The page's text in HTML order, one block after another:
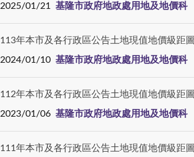
2025/01/21 基隆市政府地政處用地及地價科
113年本市及各行政區公告土地現值地價級距圖
2024/01/10 基隆市政府地政處用地及地價科
112年本市及各行政區公告土地現值地價級距圖
2023/01/06 基隆市政府地政處用地及地價科
111年本市及各行政區公告土地現值地價級距圖